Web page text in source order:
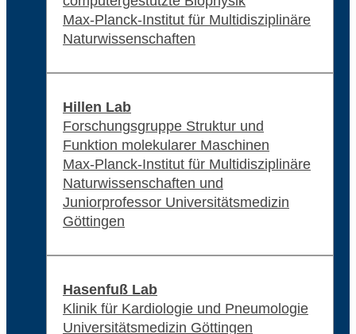
Max-Planck-Institut für Multidisziplinäre
Naturwissenschaften
Hillen Lab
Forschungsgruppe Struktur und
Funktion molekularer Maschinen
Max-Planck-Institut für Multidisziplinäre
Naturwissenschaften und
Juniorprofessor Universitätsmedizin
Göttingen
Hasenfuß Lab
Klinik für Kardiologie und Pneumologie
Universitätsmedizin Göttingen